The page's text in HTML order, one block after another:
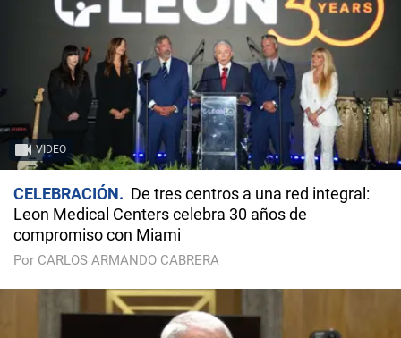
VIDEO
CELEBRACIÓN
De tres centros a una red integral:
Leon Medical Centers celebra 30 años de
compromiso con Miami
Por CARLOS ARMANDO CABRERA